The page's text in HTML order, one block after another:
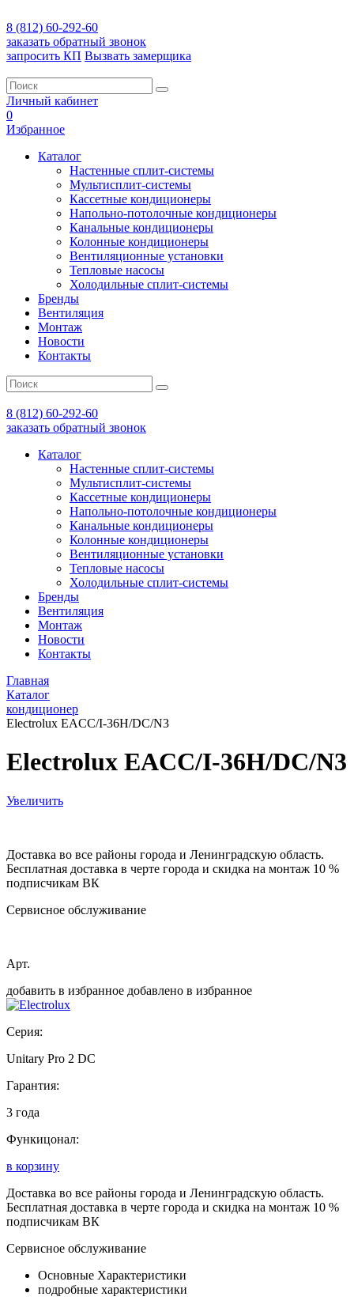
8 (812) 60-292-60
заказать обратный звонок
запросить КП Вызвать замерщика
Личный кабинет
0
Избранное
Каталог
Настенные сплит-системы
Мультисплит-системы
Кассетные кондиционеры
Напольно-потолочные кондиционеры
Канальные кондиционеры
Колонные кондиционеры
Вентиляционные установки
Тепловые насосы
Холодильные сплит-системы
Бренды
Вентиляция
Монтаж
Новости
Контакты
8 (812) 60-292-60
заказать обратный звонок
Каталог
Настенные сплит-системы
Мультисплит-системы
Кассетные кондиционеры
Напольно-потолочные кондиционеры
Канальные кондиционеры
Колонные кондиционеры
Вентиляционные установки
Тепловые насосы
Холодильные сплит-системы
Бренды
Вентиляция
Монтаж
Новости
Контакты
Главная
Каталог
кондиционер
Electrolux EACC/I-36H/DC/N3
Electrolux EACC/I-36H/DC/N3
Увеличить
Доставка во все районы города и Ленинградскую область.
Бесплатная доставка в черте города и скидка на монтаж 10 %
подписчикам ВК
Сервисное обслуживание
Арт.
добавить в избранное добавлено в избранное
Серия:
Unitary Pro 2 DC
Гарантия:
3 года
Функицонал:
в корзину
Доставка во все районы города и Ленинградскую область.
Бесплатная доставка в черте города и скидка на монтаж 10 %
подписчикам ВК
Сервисное обслуживание
Основные Характеристики
подробные характеристики